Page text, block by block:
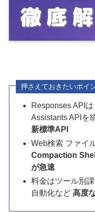
押さえておきたいポイ
Responses API
Assistants APIを
新標準API
Web検索 ファイ
Compaction
が急速
料金はツール別
自動化など 高度